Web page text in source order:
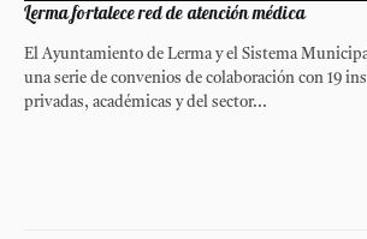
Lerma fortalece red de atención médica
El Ayuntamiento de Lerma y el Sistema
una serie de convenios de colaboración con 19
privadas, académicas y del sector...